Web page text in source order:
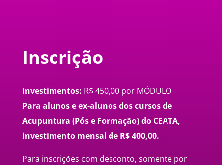
Inscrição
Investimentos: R$ 450,00 por MÓDULO
Para alunos e ex-alunos dos cursos de
Acupuntura (Pós e Formação) do CEATA,
investimento mensal de R$ 400,00.
Para inscrições com desconto, somente por